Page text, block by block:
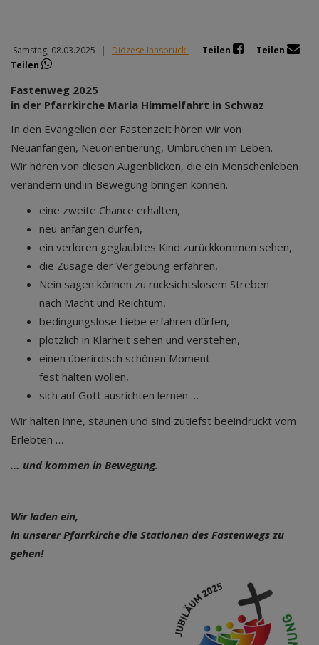
Samstag, 08.03.2025 | Diözese Innsbruck | Teilen
Teilen
Teilen
Fastenweg 2025
in der Pfarrkirche Maria Himmelfahrt in Schwaz
In den Evangelien der Fastenzeit hören wir von
Neuanfängen, Neuorientierung, Umbrüchen im Leben.
Wir hören von diesen Augenblicken, die ein Menschenleben
verändern und in Bewegung bringen können.
eine zweite Chance erhalten,
neu anfangen dürfen,
ein verloren geglaubtes Kind zurückkommen sehen,
die Zusage der Vergebung erfahren,
Nein sagen können zu rücksichtslosem Streben
nach Macht und Reichtum,
bedingungslose Liebe erfahren dürfen,
plötzlich in Klarheit sehen und verstehen,
einen überirdisch schönen Moment
fest halten wollen,
sich auf Gott ausrichten lernen …
Wir halten inne, staunen und sind zutiefst beeindruckt vom
Erlebten …
… und kommen in Bewegung.
Wir laden ein,
in unserer Pfarrkirche die Stationen des Fastenwegs zu
gehen!